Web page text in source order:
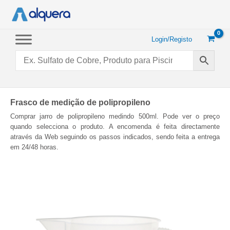
conteúdo
Login/Registo
Frasco de medição de polipropileno
Comprar jarro de polipropileno medindo 500ml. Pode ver o preço
quando selecciona o produto. A encomenda é feita directamente
através da Web seguindo os passos indicados, sendo feita a entrega
em 24/48 horas.